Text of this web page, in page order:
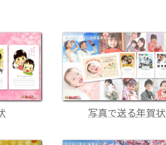
写真で送る年賀状